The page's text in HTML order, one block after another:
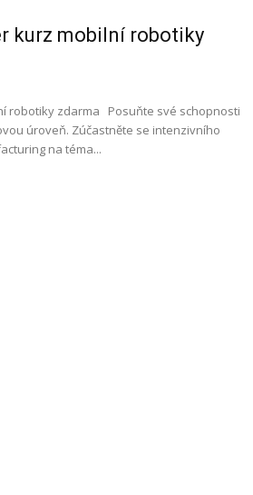
kurz mobilní robotiky
robotiky zdarma Posuňte své schopnosti
úroveň. Zúčastněte se intenzivního
na téma...